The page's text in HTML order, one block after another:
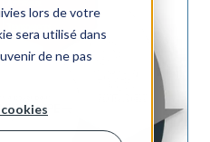
lors de votre
sera utilisé dans
de ne pas